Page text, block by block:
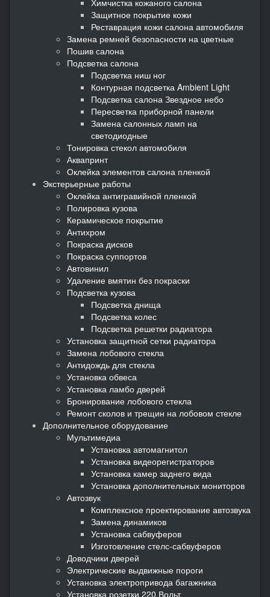
Защитное покрытие кожи
Реставрация кожи салона автомобиля
Замена ремней безопасности на цветные
Пошив салона
Подсветка салона
Подсветка ниш ног
Контурная подсветка Ambient Light
Подсветка салона Звездное небо
Пересветка приборной панели
Замена салонных ламп на
светодиодные
Тонировка стекол автомобиля
Аквапринт
Оклейка элементов салона пленкой
Экстерьерные работы
Оклейка антигравийной пленкой
Полировка кузова
Керамическое покрытие
Антихром
Покраска дисков
Покраска суппортов
Автовинил
Удаление вмятин без покраски
Подсветка кузова
Подсветка днища
Подсветка колес
Подсветка решетки радиатора
Установка защитной сетки радиатора
Замена лобового стекла
Антидождь для стекла
Установка обвеса
Установка ламбо дверей
Бронирование лобового стекла
Ремонт сколов и трещин на лобовом стекле
Дополнительное оборудование
Мультимедиа
Установка автомагнитол
Установка видеорегистраторов
Установка камер заднего вида
Установка дополнительных мониторов
Автозвук
Комплексное проектирование автозвука
Замена динамиков
Установка сабвуферов
Изготовление стелс-сабвуферов
Доводчики дверей
Электрические выдвижные пороги
Установка электропривода багажника
Установка розетки 220 Вольт